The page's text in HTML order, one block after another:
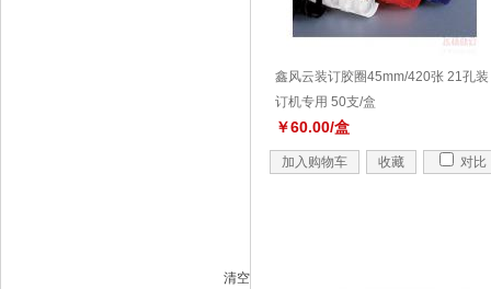
清空
鑫风云装订胶圈45mm/420张 21孔装
订机专用 50支/盒
￥60.00/盒
加入购物车 收藏 对比